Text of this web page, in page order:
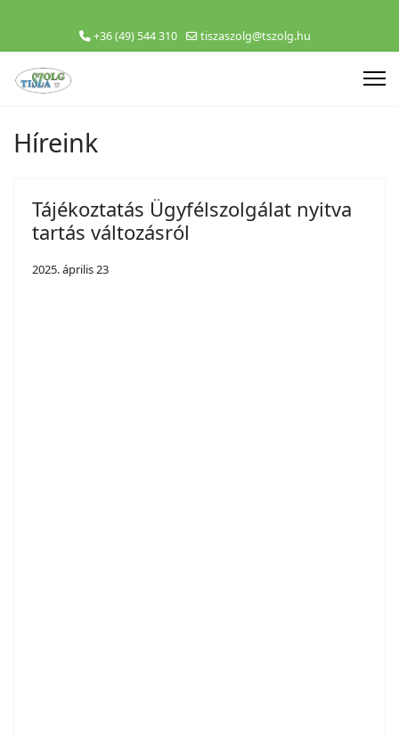
+36 (49) 544 310 tiszaszolg@tszolg.hu
Híreink
Tájékoztatás Ügyfélszolgálat nyitva
tartás változásról
2025. április 23